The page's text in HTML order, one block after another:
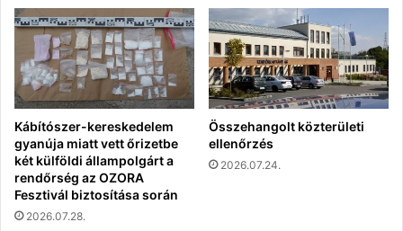
Kábítószer-kereskedelem
gyanúja miatt vett őrizetbe
két külföldi állampolgárt a
rendőrség az OZORA
Fesztivál biztosítása során
2026.07.28.
Összehangolt közterületi
ellenőrzés
2026.07.24.